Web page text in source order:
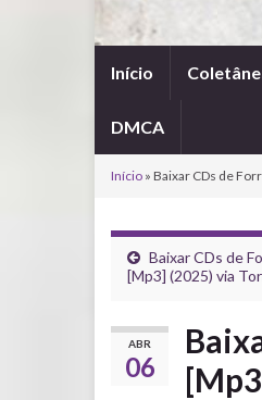
Início
DMCA
Início » Baixar CDs de
Baixar CDs de
[Mp3] (2025) via
ABR
06